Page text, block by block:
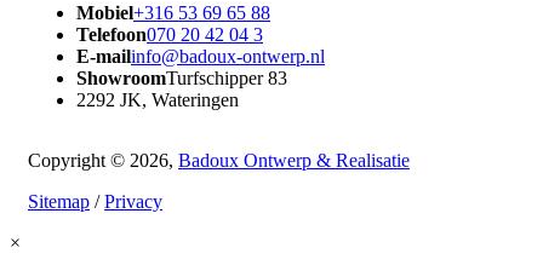
Mobiel+316 53 69 65 88
Telefoon070 20 42 04 3
E-mailinfo@badoux-ontwerp.nl
ShowroomTurfschipper 83
2292 JK, Wateringen
Copyright © 2026, Badoux Ontwerp & Realisatie
Sitemap /Privacy
×